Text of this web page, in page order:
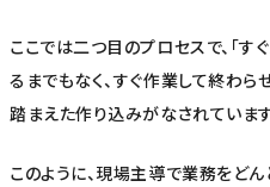
ここでは二つ目のプロセスで、「
るまでもなく、すぐ作業して終わ
踏まえた作り込みがなされています
このように、現場主導で業務をど